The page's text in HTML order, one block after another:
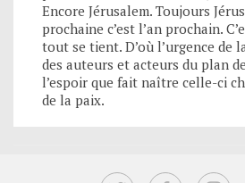
Encore Jérusalem. Toujours
prochaine c’est l’an prochain.
tout se tient. D’où l’urgence de
des auteurs et acteurs du plan
l’espoir que fait naître celle-ci
de la paix.